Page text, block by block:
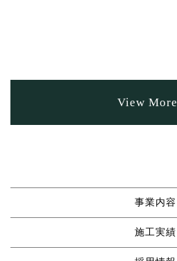
View More
事業内容
施工実績